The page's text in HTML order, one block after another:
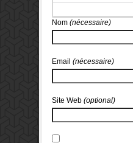
Nom (nécessaire)
Email (nécessaire)
Site Web (optional)